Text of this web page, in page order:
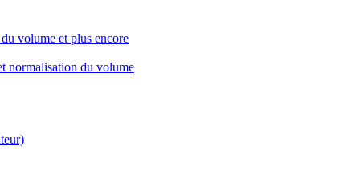
volume et plus encore
normalisation du volume